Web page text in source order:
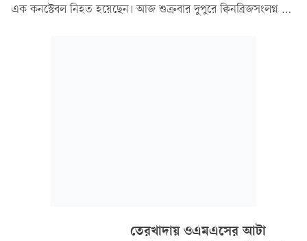
এক কনস্টেবল নিহত হয়েছেন। আজ শুক্রবার দুপুরে ক্বিনব্রিজসংলগ্ন বন
তেরখাদায় ওএমএসের আটা